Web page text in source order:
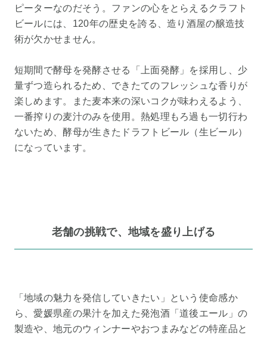
ピーターなのだそう。ファンの心をとらえるクラフト
ビールには、120年の歴史を誇る、造り酒屋の醸造技
術が欠かせません。
短期間で酵母を発酵させる「上面発酵」を採用し、少
量ずつ造られるため、できたてのフレッシュな香りが
楽しめます。また麦本来の深いコクが味わえるよう、
一番搾りの麦汁のみを使用。熱処理もろ過も一切行わ
ないため、酵母が生きたドラフトビール（生ビール）
になっています。
老舗の挑戦で、地域を盛り上げる
「地域の魅力を発信していきたい」という使命感か
ら、愛媛県産の果汁を加えた発泡酒「道後エール」の
製造や、地元のウィンナーやおつまみなどの特産品と